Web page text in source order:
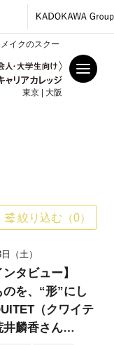
イクのスクー
東京 | 大阪
絞り込む（0）
（土）
ンタビュー】
のを、“形”にし
（クワイテ
井麟香さん